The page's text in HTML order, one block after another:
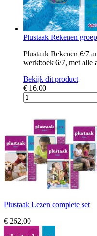
Plustaak Rekenen
Plustaak Rekenen 6/7
werkboek 6/7, met alle
Bekijk dit product
€ 16,00
Plustaak Lezen complete set
€ 262,00